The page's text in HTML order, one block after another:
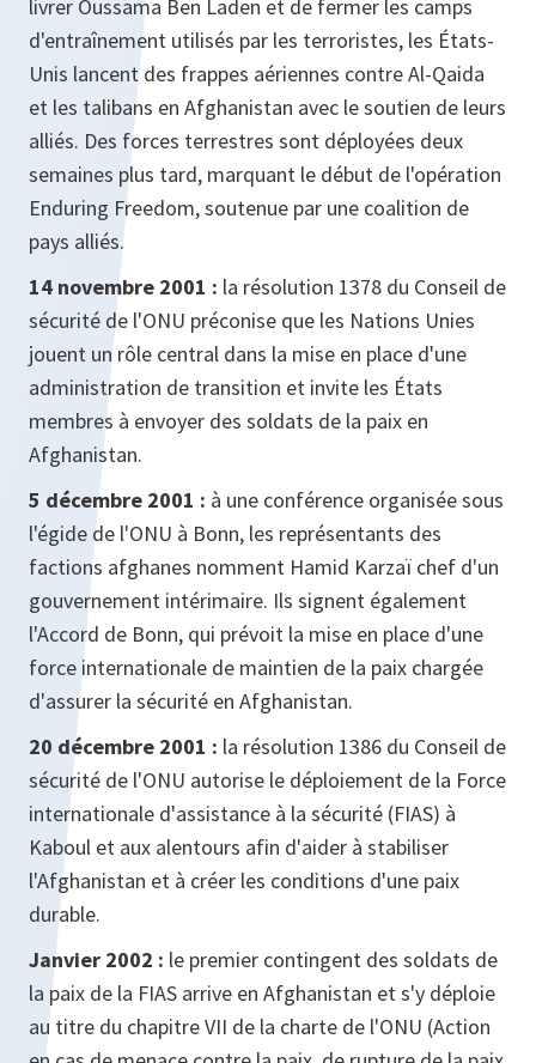
livrer Oussama Ben Laden et de fermer les camps
d'entraînement utilisés par les terroristes, les États-
Unis lancent des frappes aériennes contre Al-Qaida
et les talibans en Afghanistan avec le soutien de leurs
alliés. Des forces terrestres sont déployées deux
semaines plus tard, marquant le début de l'opération
Enduring Freedom, soutenue par une coalition de
pays alliés.
14 novembre 2001 : la résolution 1378 du Conseil de
sécurité de l'ONU préconise que les Nations Unies
jouent un rôle central dans la mise en place d'une
administration de transition et invite les États
membres à envoyer des soldats de la paix en
Afghanistan.
5 décembre 2001 : à une conférence organisée sous
l'égide de l'ONU à Bonn, les représentants des
factions afghanes nomment Hamid Karzaï chef d'un
gouvernement intérimaire. Ils signent également
l'Accord de Bonn, qui prévoit la mise en place d'une
force internationale de maintien de la paix chargée
d'assurer la sécurité en Afghanistan.
20 décembre 2001 : la résolution 1386 du Conseil de
sécurité de l'ONU autorise le déploiement de la Force
internationale d'assistance à la sécurité (FIAS) à
Kaboul et aux alentours afin d'aider à stabiliser
l'Afghanistan et à créer les conditions d'une paix
durable.
Janvier 2002 : le premier contingent des soldats de
la paix de la FIAS arrive en Afghanistan et s'y déploie
au titre du chapitre VII de la charte de l'ONU (Action